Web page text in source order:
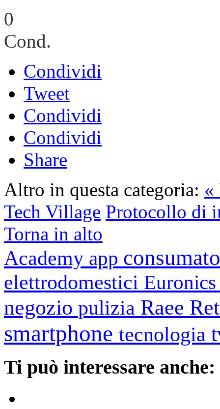
0
Cond.
Condividi
Tweet
Condividi
Condividi
Share
Altro in questa categoria: «
Tech Village Protocollo di
Torna in alto
Academy app
elettrodomestici
negozio pulizia Raee
smartphone tecnologia
Ti può interessare anche: